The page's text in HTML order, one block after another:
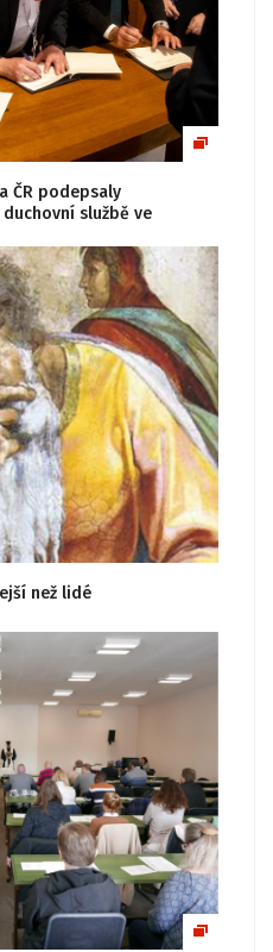
ČR podepsaly
službě ve
než lidé